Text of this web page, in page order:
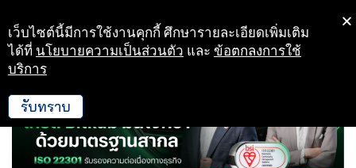
Skip
to
เว็บไซต์นี้มีการใช้งานคุกกี้ ศึกษารายละเอียดเพิ่มเติม
ได้ที่ นโยบายความเป็นส่วนตัว และ ข้อตกลงการใช้
บริการ
รับทราบ